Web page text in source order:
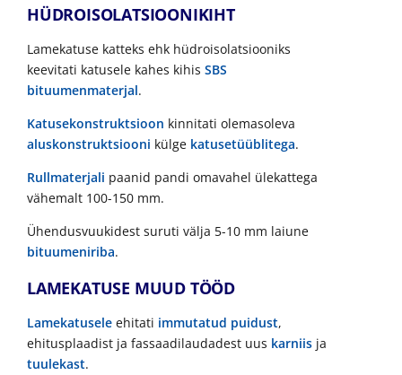
HÜDROISOLATSIOONIKIHT
Lamekatuse katteks ehk hüdroisolatsiooniks
keevitati katusele kahes kihis SBS
bituumenmaterjal.
Katusekonstruktsioon kinnitati olemasoleva
aluskonstruktsiooni külge katusetüüblitega.
Rullmaterjali paanid pandi omavahel ülekattega
vähemalt 100-150 mm.
Ühendusvuukidest suruti välja 5-10 mm laiune
bituumeniriba.
LAMEKATUSE MUUD TÖÖD
Lamekatusele ehitati immutatud puidust,
ehitusplaadist ja fassaadilaudadest uus karniis ja
tuulekast.